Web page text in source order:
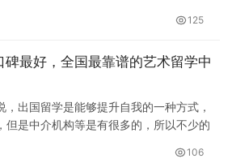
125
碑最好，全国最靠谱的艺术留学中
，出国留学是能够提升自我的一种方式，
但是中介机构等是有很多的，所以不少的
106